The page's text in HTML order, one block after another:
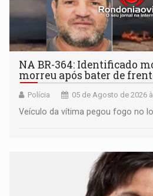
NA BR-364: Identificado
morreu após bater de
Polícia 05 de Agosto de 2026
Veículo da vítima pegou fogo no